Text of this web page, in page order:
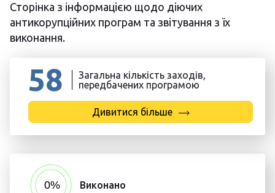
Сторінка з інформацією щодо діючих
антикорупційних програм та звітування з їх
виконання.
58
Загальна кількість заходів,
передбачених програмою
Дивитися більше
Виконано